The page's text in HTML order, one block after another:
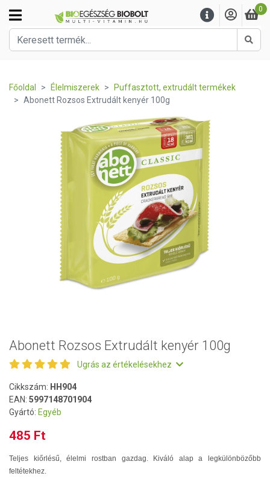
0
Főoldal Élelmiszerek
Puffasztott, extrudált termékek
Abonett Rozsos Extrudált kenyér 100g
Abonett Rozsos Extrudált kenyér 100g
Ugrás az értékelésekhez
Cikkszám: HH904
EAN: 5997148701904
Gyártó: Egyéb
485 Ft
Teljes kiőrlésű, élelmi rostban gazdag. Kiváló alap a legkülönbözőbb
feltétekhez.